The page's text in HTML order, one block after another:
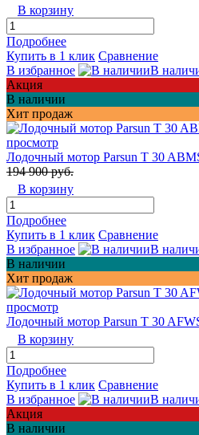
В корзину
Подробнее
Купить в 1 клик Сравнение
В избранное
В
Акция
В наличии
Хит продаж
просмотр
Лодочный мотор Parsun T 30
194 900 руб.
В корзину
Подробнее
Купить в 1 клик Сравнение
В избранное
В
В наличии
Хит продаж
просмотр
Лодочный мотор Parsun T 30
В корзину
Подробнее
Купить в 1 клик Сравнение
В избранное
В
Акция
В наличии